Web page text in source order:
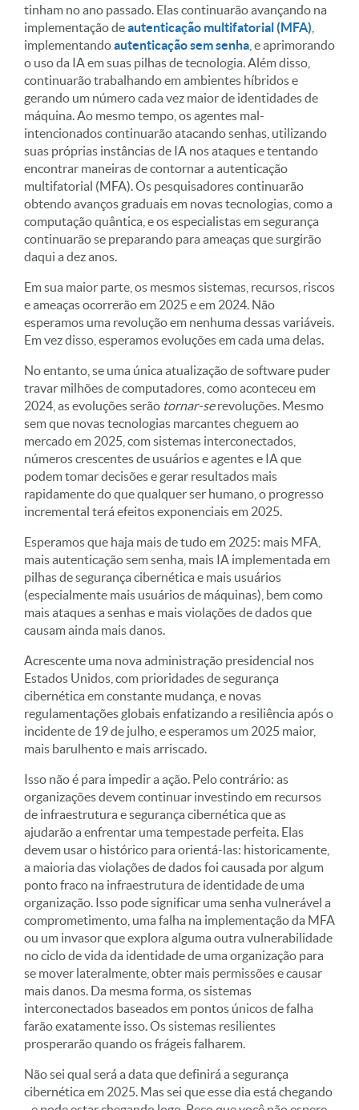
tinham no ano passado. Elas continuarão avançando na
implementação deautenticação multifatorial (MFA)
implementandoautenticação sem senha , e aprimorando
o uso da IA em suas pilhas de tecnologia. Além disso,
continuarão trabalhando em ambientes híbridos e
gerando um número cada vez maior de identidades de
máquina. Ao mesmo tempo, os agentes mal-
intencionados continuarão atacando senhas, utilizando
suas próprias instâncias de IA nos ataques e tentando
encontrar maneiras de contornar a autenticação
multifatorial (MFA). Os pesquisadores continuarão
obtendo avanços graduais em novas tecnologias, como a
computação quântica, e os especialistas em segurança
continuarão se preparando para ameaças que surgirão
daqui a dez anos.
Em sua maior parte, os mesmos sistemas, recursos, riscos
e ameaças ocorrerão em 2025 e em 2024. Não
esperamos uma revolução em nenhuma dessas variáveis.
Em vez disso, esperamos evoluções em cada uma delas.
No entanto, se uma única atualização de software puder
travar milhões de computadores, como aconteceu em
2024, as evoluções serão tornar-serevoluções. Mesmo
sem que novas tecnologias marcantes cheguem ao
mercado em 2025, com sistemas interconectados,
números crescentes de usuários e agentes e IA que
podem tomar decisões e gerar resultados mais
rapidamente do que qualquer ser humano, o progresso
incremental terá efeitos exponenciais em 2025.
Esperamos que haja mais de tudo em 2025: mais MFA,
mais autenticação sem senha, mais IA implementada em
pilhas de segurança cibernética e mais usuários
(especialmente mais usuários de máquinas), bem como
mais ataques a senhas e mais violações de dados que
causam ainda mais danos.
Acrescente uma nova administração presidencial nos
Estados Unidos, com prioridades de segurança
cibernética em constante mudança, e novas
regulamentações globais enfatizando a resiliência após o
incidente de 19 de julho, e esperamos um 2025 maior,
mais barulhento e mais arriscado.
Isso não é para impedir a ação. Pelo contrário: as
organizações devem continuar investindo em recursos
de infraestrutura e segurança cibernética que as
ajudarão a enfrentar uma tempestade perfeita. Elas
devem usar o histórico para orientá-las: historicamente,
a maioria das violações de dados foi causada por algum
ponto fraco na infraestrutura de identidade de uma
organização. Isso pode significar uma senha vulnerável a
comprometimento, uma falha na implementação da MFA
ou um invasor que explora alguma outra vulnerabilidade
no ciclo de vida da identidade de uma organização para
se mover lateralmente, obter mais permissões e causar
mais danos. Da mesma forma, os sistemas
interconectados baseados em pontos únicos de falha
farão exatamente isso. Os sistemas resilientes
prosperarão quando os frágeis falharem.
Não sei qual será a data que definirá a segurança
cibernética em 2025. Mas sei que esse dia está chegando